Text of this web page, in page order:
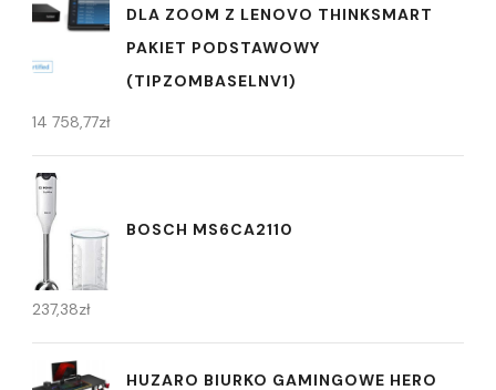
DLA ZOOM Z LENOVO THINKSMART
PAKIET PODSTAWOWY
(TIPZOMBASELNV1)
14 758,77zł
BOSCH MS6CA2110
237,38zł
HUZARO BIURKO GAMINGOWE HERO